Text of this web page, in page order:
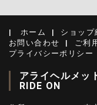
ホーム ショップ
お問い合わせ
ご利
プライバシーポリシー
アライヘルメッ
RIDE ON